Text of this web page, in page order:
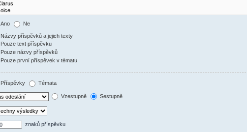
Ano Ne
Názvy příspěvků a jejich texty
Pouze text příspěvku
Pouze názvy příspěvků
Pouze první příspěvek v tématu
Příspěvky Témata
Vzestupně Sestupně
znaků příspěvku